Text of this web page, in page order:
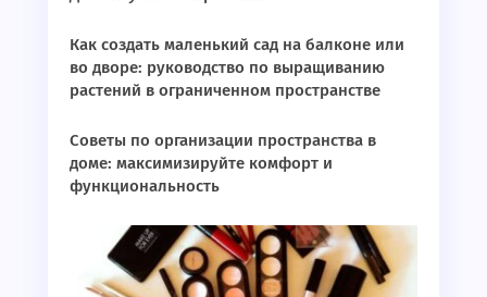
Как создать маленький сад на балконе или
во дворе: руководство по выращиванию
растений в ограниченном пространстве
Советы по организации пространства в
доме: максимизируйте комфорт и
функциональность